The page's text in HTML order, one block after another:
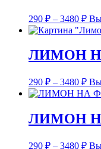
290 ₽ – 3480 ₽
ЛИМОН
290 ₽ – 3480 ₽
ЛИМОН
290 ₽ – 3480 ₽